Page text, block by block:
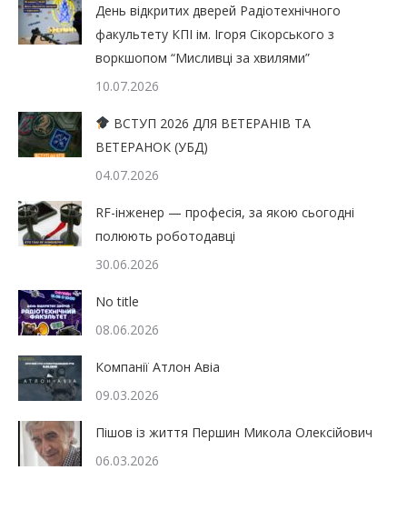
День відкритих дверей Радіотехнічного
факультету КПІ ім. Ігоря Сікорського з
воркшопом “Мисливці за хвилями”
10.07.2026
ВСТУП 2026 ДЛЯ ВЕТЕРАНІВ ТА
ВЕТЕРАНОК (УБД)
04.07.2026
RF-інженер — професія, за якою сьогодні
полюють роботодавці
30.06.2026
No title
08.06.2026
Компанії Атлон Авіа
09.03.2026
Пішов із життя Першин Микола Олексійович
06.03.2026